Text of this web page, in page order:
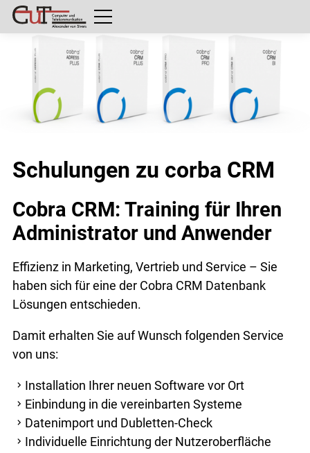
Schulungen zu corba CRM
Cobra CRM: Training für Ihren
Administrator und Anwender
Effizienz in Marketing, Vertrieb und Service – Sie
haben sich für eine der Cobra CRM Datenbank
Lösungen entschieden.
Damit erhalten Sie auf Wunsch folgenden Service
von uns:
Installation Ihrer neuen Software vor Ort
Einbindung in die vereinbarten Systeme
Datenimport und Dubletten-Check
Individuelle Einrichtung der Nutzeroberfläche